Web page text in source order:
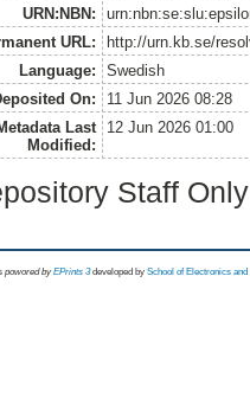
URN:NBN:
URL:
http://urn.kb.se/
Language:
Swedish
On:
11 Jun 2026 08:28
Last
Modified:
12 Jun 2026 01:00
Staff
powored byEPrints 3 developed by School of Electronics